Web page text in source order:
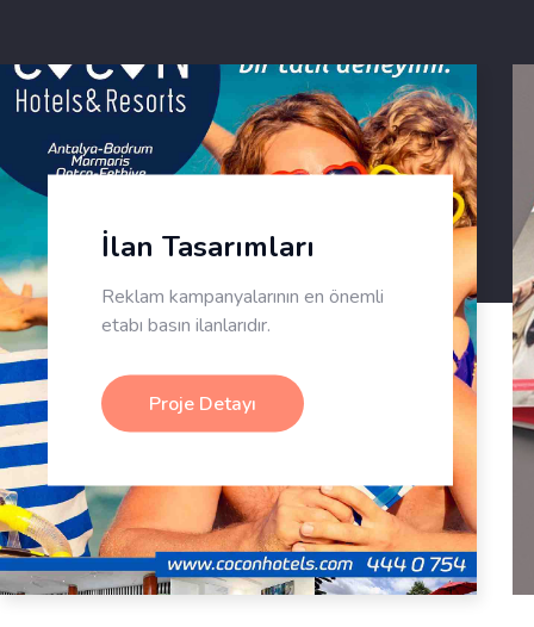
İlan Tasarımları
Reklam kampanyalarının en önemli
etabı basın ilanlarıdır.
Proje Detayı